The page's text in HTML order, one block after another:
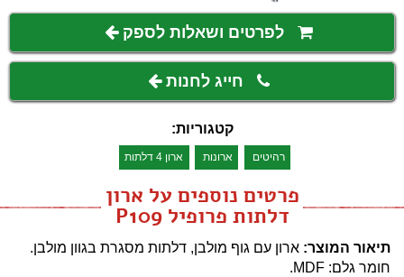
לפרטים ושאלות לספק
חייג לחנות
קטגוריות:
רהיטים ארונות ארון 4 דלתות
פרטים נוספים על ארון
דלתות פרופיל P109
תיאור המוצר: ארון עם גוף מולבן, דלתות מסגרת בגוון מולבן.
חומר גלם: MDF.